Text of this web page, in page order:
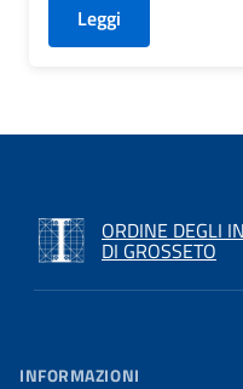
Leggi
ORDINE DEGLI
DI GROSSETO
INFORMAZIONI